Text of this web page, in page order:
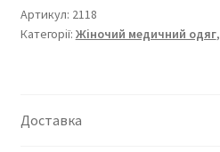
кількість
Артикул: 2118
Категорії: Жіночий медичний одяг,
Доставка